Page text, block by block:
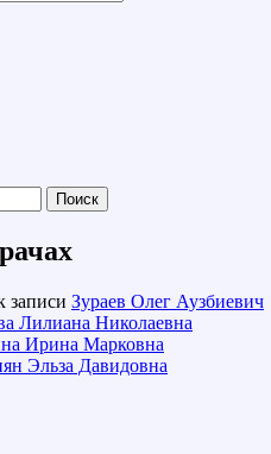
записи Зураев Олег Аузбиевич
Лилиана Николаевна
Ирина Марковна
Эльза Давидовна